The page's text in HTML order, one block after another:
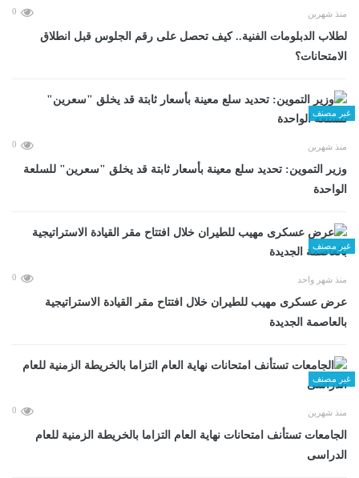
منذ شهرين 0
لطلاب الدبلومات الفنية.. كيف تحصل على رقم الجلوس قبل انطلاق
الامتحانات؟
غير مصنف
منذ شهرين 0
وزير التموين: تحديد سلع معينة بأسعار ثابتة قد يخلق "سعرين" للسلعة
الواحدة
غير مصنف
منذ شهر واحد 0
عرض عسكرى مهيب للطيران خلال افتتاح مقر القيادة الاستراتيجية
بالعاصمة الجديدة
غير مصنف
منذ شهرين 0
الجامعات تستأنف امتحانات نهاية العام التزاما بالخريطة الزمنية للعام
الدراسى